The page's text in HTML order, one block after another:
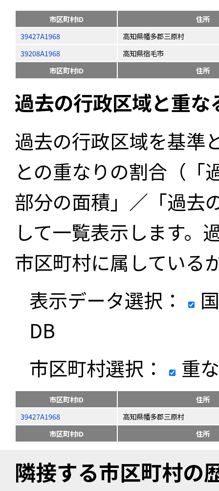
市区町村ID
住所
39427A1968
高知県幡多郡三原村
39208A1968
高知県宿毛市
市区町村ID
住所
過去の行政区域と重
過去の行政区域を基準
との重なりの割合（「
部分の面積」／「過去
して一覧表示します。
市区町村に属している
表示データ選択：
DB
市区町村選択：
重
市区町村ID
住所
39427A1968
高知県幡多郡三原村
市区町村ID
住所
隣接する市区町村の